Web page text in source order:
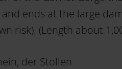
ends at the large
risk). (Length about